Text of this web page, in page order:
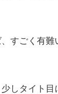
すごく有難
しタイト目